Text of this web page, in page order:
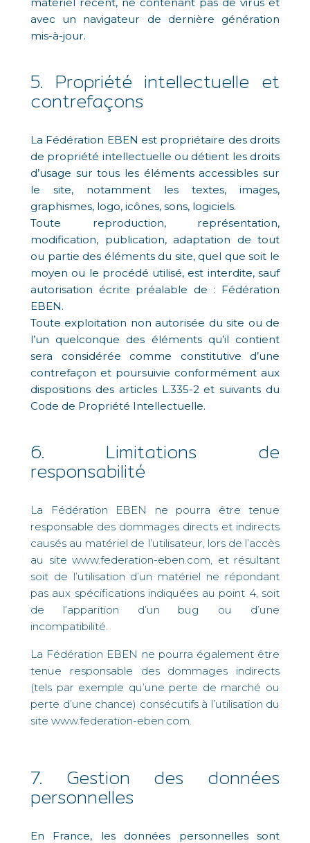
avec un navigateur de dernière génération
mis-à-jour.
5. Propriété intellectuelle et
contrefaçons
La Fédération EBEN est propriétaire des droits
de propriété intellectuelle ou détient les droits
d’usage sur tous les éléments accessibles sur
le site, notamment les textes, images,
graphismes, logo, icônes, sons, logiciels.
Toute reproduction, représentation,
modification, publication, adaptation de tout
ou partie des éléments du site, quel que soit le
moyen ou le procédé utilisé, est interdite, sauf
autorisation écrite préalable de : Fédération
EBEN.
Toute exploitation non autorisée du site ou de
l’un quelconque des éléments qu’il contient
sera considérée comme constitutive d’une
contrefaçon et poursuivie conformément aux
dispositions des articles L.335-2 et suivants du
Code de Propriété Intellectuelle.
6. Limitations de
responsabilité
La Fédération EBEN ne pourra être tenue
responsable des dommages directs et indirects
causés au matériel de l’utilisateur, lors de l’accès
au site www.federation-eben.com, et résultant
soit de l’utilisation d’un matériel ne répondant
pas aux spécifications indiquées au point 4, soit
de l’apparition d’un bug ou d’une
incompatibilité.
La Fédération EBEN ne pourra également être
tenue responsable des dommages indirects
(tels par exemple qu’une perte de marché ou
perte d’une chance) consécutifs à l’utilisation du
site www.federation-eben.com.
7. Gestion des données
personnelles
En France, les données personnelles sont